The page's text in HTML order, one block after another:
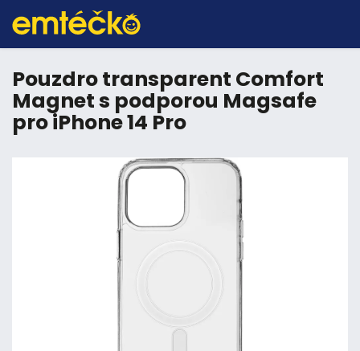
Pouzdro transparent Comfort
Magnet s podporou Magsafe
pro iPhone 14 Pro